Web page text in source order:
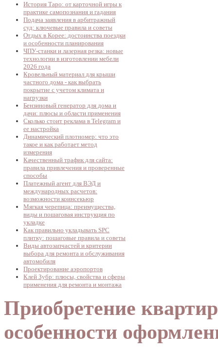
История Таро: от карточной игры к
практике самопознания и гадания
Подача заявления в арбитражный
суд: ключевые правила и советы
Отдых в Корее: достоинства поездки
и особенности планирования
ЧПУ-станки и лазерная резка: новые
технологии в изготовлении мебели
2026 года
Кровельный материал для крыши
частного дома - как выбрать
покрытие с учетом климата и
нагрузки
Бензиновый генератор для дома и
дачи: плюсы и области применения
Сколько стоит реклама в Telegram и
ее настройка
Динамический плотномер: что это
такое и как работает метод
измерения
Качественный трафик для сайта:
правила привлечения и проверенные
способы
Платежный агент для ВЭД и
международных расчетов:
возможности коинсекьюр
Мягкая черепица: преимущества,
виды и пошаговая инструкция по
укладке
Как правильно укладывать SPC
плитку: пошаговые правила и советы
Виды автозапчастей и критерии
выбора для ремонта и обслуживания
автомобиля
Проектирование аэропортов
Клей Зубр: плюсы, свойства и сферы
применения для ремонта и монтажа
Приобретение
особенности